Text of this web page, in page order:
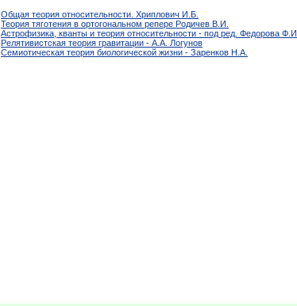
Общая теория относительности. Хриплович И.Б.
Теория тяготения в ортогональном репере Родичев В.И.
Астрофизика, кванты и теория относительности - под ред. Федорова Ф.И.
Релятивистская теория гравитации - А.А. Логунов
Семиотическая теория биологической жизни - Заренков Н.А.